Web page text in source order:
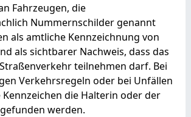
Fahrzeugen, die
Nummernschilder genannt
als amtliche Kennzeichnung von
als sichtbarer Nachweis, dass das
teilnehmen darf. Bei
Verkehrsregeln oder bei Unfällen
die Halterin oder der
werden.